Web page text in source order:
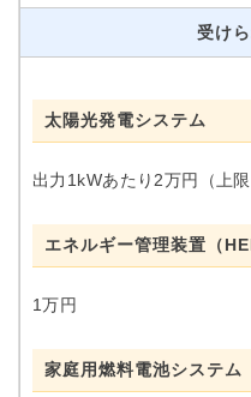
受け
太陽光発電システム
出力1kWあたり2万円（上限
エネルギー管理装置（
1万円
家庭用燃料電池システム